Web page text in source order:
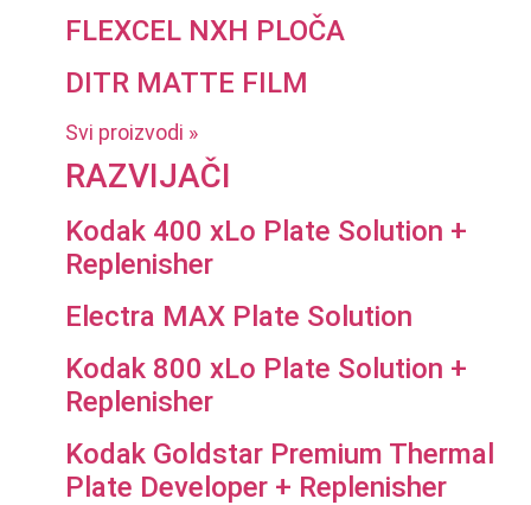
FLEXCEL NXH PLOČA
DITR MATTE FILM
Svi proizvodi »
RAZVIJAČI
Kodak 400 xLo Plate Solution +
Replenisher
Electra MAX Plate Solution
Kodak 800 xLo Plate Solution +
Replenisher
Kodak Goldstar Premium Thermal
Plate Developer + Replenisher